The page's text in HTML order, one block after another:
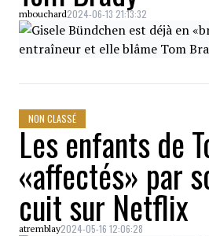
mbouchard2024-06-13 21:13:32
NON CLASSÉ
Les enfants de
«affectés» par
cuit sur Netflix
atremblay2024-05-16 12:06:28